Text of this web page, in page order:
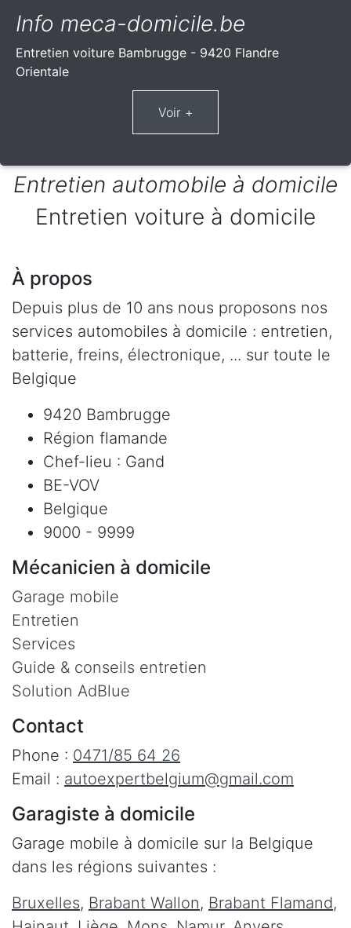
Info meca-domicile.be
Entretien voiture Bambrugge - 9420 Flandre
Orientale
Entretien automobile à domicile
Entretien voiture à domicile
À propos
Depuis plus de 10 ans nous proposons nos
services automobiles à domicile : entretien,
batterie, freins, électronique, ... sur toute le
Belgique
9420 Bambrugge
Région flamande
Chef-lieu : Gand
BE-VOV
Belgique
9000 - 9999
Mécanicien à domicile
Garage mobile
Entretien
Services
Guide & conseils entretien
Solution AdBlue
Contact
Phone : 0471/85 64 26
Email : autoexpertbelgium@gmail.com
Garagiste à domicile
Garage mobile à domicile sur la Belgique
dans les régions suivantes :
Bruxelles, Brabant Wallon, Brabant Flamand,